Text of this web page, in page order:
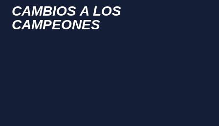
CAMBIOS A LOS
CAMPEONES